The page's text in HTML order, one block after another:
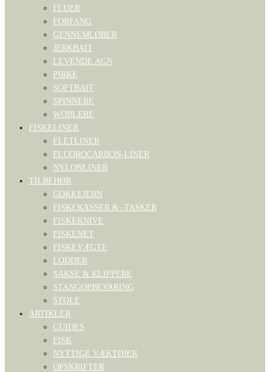
FLUER
FORFANG
GENNEMLØBER
JERKBAIT
LEVENDE AGN
PIRKE
SOFTBAIT
SPINNERE
WOBLERE
FISKELINER
FLETLINER
FLUOROCARBON-LINER
NYLONLINER
TILBEHØR
GOKKEJERN
FISKEKASSER & -TASKER
FISKEKNIVE
FISKENET
FISKEVÆGTE
LODDER
SAKSE & KLIPPERE
STANGOPBEVARING
STOLE
ARTIKLER
GUIDES
FISK
NYTTIGE VÆKTØJER
OPSKRIFTER